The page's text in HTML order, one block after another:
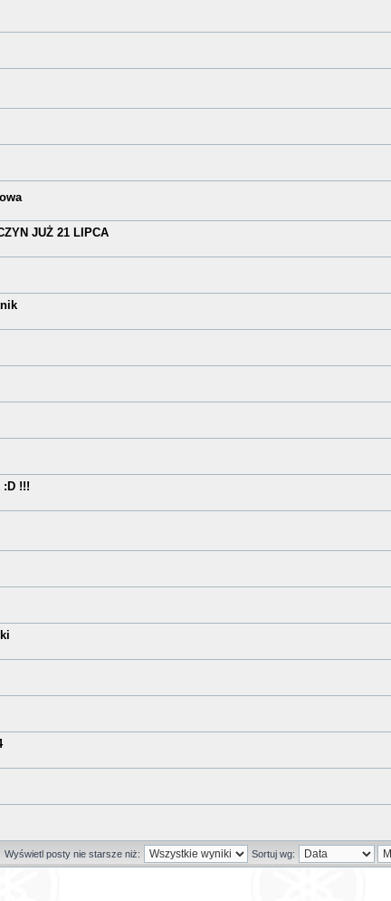
JUŻ 21 LIPCA
:D !!!
Wyświetl posty nie starsze niż:
Sortuj wg: